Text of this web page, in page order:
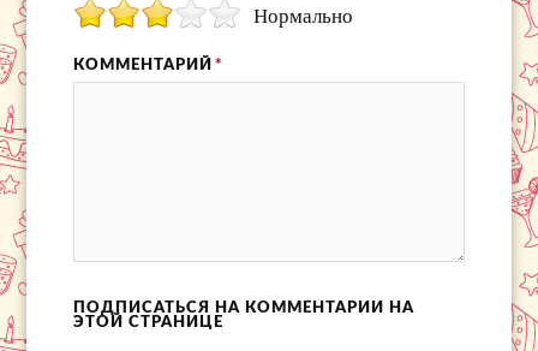
Нормально
КОММЕНТАРИЙ *
ПОДПИСАТЬСЯ НА КОММЕНТАРИИ НА
ЭТОЙ СТРАНИЦЕ